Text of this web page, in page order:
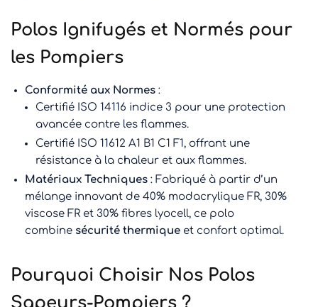
Polos Ignifugés et Normés pour
les Pompiers
Conformité aux Normes :
Certifié ISO 14116 indice 3 pour une protection
avancée contre les flammes.
Certifié ISO 11612 A1 B1 C1 F1, offrant une
résistance à la chaleur et aux flammes.
Matériaux Techniques : Fabriqué à partir d’un
mélange innovant de 40% modacrylique FR, 30%
viscose FR et 30% fibres lyocell, ce polo
combine sécurité thermique et confort optimal.
Pourquoi Choisir Nos Polos